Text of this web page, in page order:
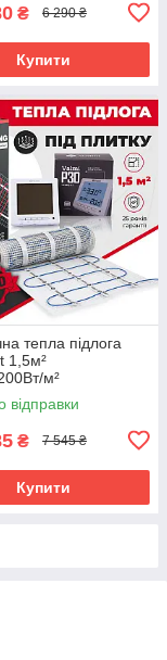
₴ 6 290 ₴
Купити
тепла підлога
1,5м²
м²
мат
Valmi P30
відправки
₴ 7 545 ₴
Купити